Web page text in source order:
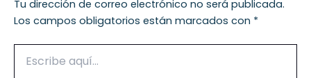
Tu dirección de correo electrónico no será publicada.
Los campos obligatorios están marcados con *
aquí...